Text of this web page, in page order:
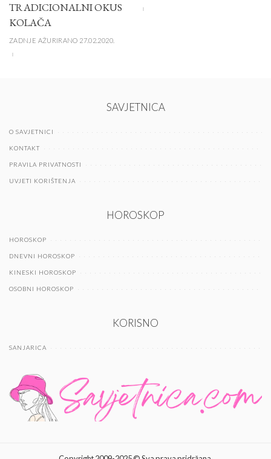
TRADICIONALNI OKUS
KOLAČA
ZADNJE AŽURIRANO 27.02.2020.
SAVJETNICA
O SAVJETNICI
KONTAKT
PRAVILA PRIVATNOSTI
UVJETI KORIŠTENJA
HOROSKOP
HOROSKOP
DNEVNI HOROSKOP
KINESKI HOROSKOP
OSOBNI HOROSKOP
KORISNO
SANJARICA